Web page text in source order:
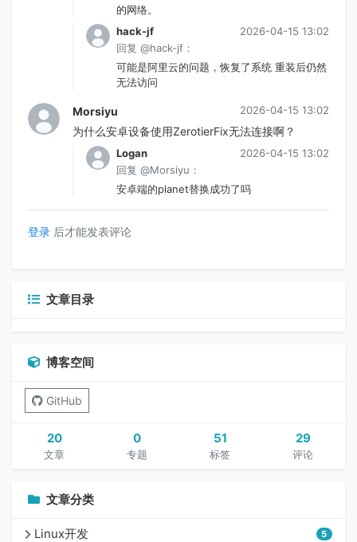
的网络。
hack-jf
2026-04-15 13:02
回复 @hack-jf：
可能是阿里云的问题，恢复了系统 重装后仍然
无法访问
Morsiyu 2026-04-15 13:02
为什么安卓设备使用ZerotierFix无法连接啊？
Logan
2026-04-15 13:02
回复 @Morsiyu：
安卓端的planet替换成功了吗
登录 后才能发表评论
文章目录
博客空间
GitHub
20
文章
0
专题
51
标签
29
评论
文章分类
Linux开发 5